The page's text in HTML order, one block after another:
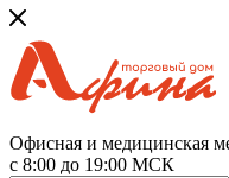
Офисная и медицинская
с 8:00 до 19:00 МСК